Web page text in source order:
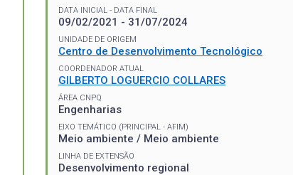
DATA INICIAL - DATA FINAL
09/02/2021 - 31/07/2024
UNIDADE DE ORIGEM
Centro de Desenvolvimento Tecnológico
COORDENADOR ATUAL
GILBERTO LOGUERCIO COLLARES
ÁREA CNPQ
Engenharias
EIXO TEMÁTICO (PRINCIPAL - AFIM)
Meio ambiente / Meio ambiente
LINHA DE EXTENSÃO
Desenvolvimento regional